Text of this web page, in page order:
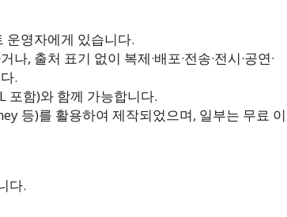
운영자에게 있습니다.
, 출처 표기 없이 복제·배포·전송·전시·공연·
.
포함)와 함께 가능합니다.
등)를 활용하여 제작되었으며, 일부는 무료 이
다.